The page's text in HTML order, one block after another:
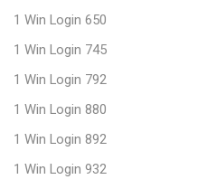
1 Win Login 650
1 Win Login 745
1 Win Login 792
1 Win Login 880
1 Win Login 892
1 Win Login 932